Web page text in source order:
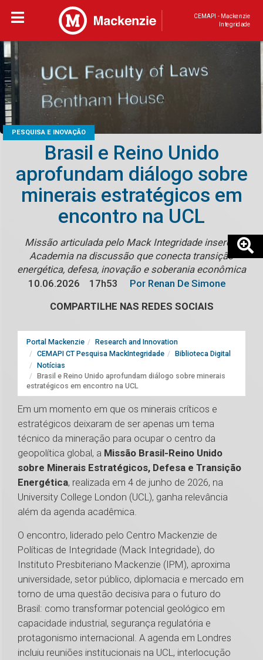
CEMAPI - Mackenzie
Integridade
PESQUISA E INOVAÇÃO
Brasil e Reino Unido
aprofundam diálogo sobre
minerais estratégicos em
encontro na UCL
Missão articulada pelo Mack Integridade insere a
Academia na discussão que conecta transição
energética, defesa, inovação e soberania econômica
10.06.2026
17h53
Por Renan De Simone
COMPARTILHE NAS REDES SOCIAIS
Portal Mackenzie
Research and Innovation
CEMAPI CT Pesquisa MackIntegridade
Biblioteca Digital
Notícias
Brasil e Reino Unido aprofundam diálogo sobre minerais
estratégicos em encontro na UCL
Em um momento em que os minerais críticos e
estratégicos deixaram de ser apenas um tema
técnico da mineração para ocupar o centro da
geopolítica global, a Missão Brasil-Reino Unido
sobre Minerais Estratégicos, Defesa e Transição
Energética, realizada em 4 de junho de 2026, na
University College London (UCL), ganha relevância
além da agenda acadêmica.
O encontro, liderado pelo Centro Mackenzie de
Políticas de Integridade (Mack Integridade), do
Instituto Presbiteriano Mackenzie (IPM), aproxima
universidade, setor público, diplomacia e mercado em
torno de uma questão decisiva para o futuro do
Brasil: como transformar potencial geológico em
capacidade industrial, segurança regulatória e
protagonismo internacional. A agenda em Londres
incluiu reuniões institucionais na UCL, interlocução